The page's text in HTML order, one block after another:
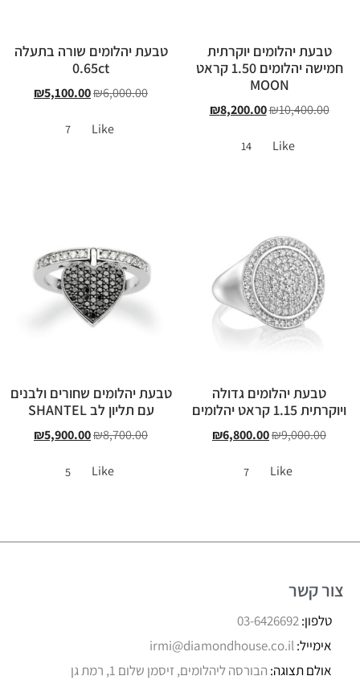
טבעת יהלומים יוקרתית
חמישה יהלומים 1.50 קראט
MOON
₪10,400.00
₪8,200.00
Like
14
טבעת יהלומים שורה בתעלה
0.65ct
₪6,000.00
₪5,100.00
Like
7
טבעת יהלומים גדולה
ויוקרתית 1.15 קראט יהלומים
₪9,000.00
₪6,800.00
Like
7
טבעת יהלומים שחורים ולבנים
עם תליון לב SHANTEL
₪8,700.00
₪5,900.00
Like
5
צור קשר
טלפון:03-6426692
אימייל:irmi@diamondhouse.co.il
אולם תצוגה: הבורסה ליהלומים, זיסמן שלום 1, רמת גן